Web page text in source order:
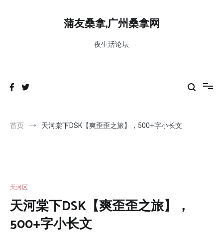
蒲友桑拿,广州桑拿网
夜生活论坛
首页 天河棠下DSK【爽歪歪之旅】，500+字小长文
天河区
天河棠下DSK【爽歪歪之旅】，
500+字小长文